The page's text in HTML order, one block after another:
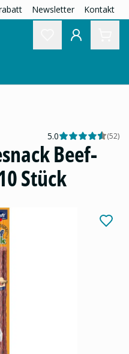
Newsletter Kontakt
5.0 (52)
Beef-
Stück